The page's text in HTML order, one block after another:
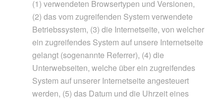
(1) verwendeten Browsertypen und Versionen,
(2) das vom zugreifenden System verwendete
Betriebssystem, (3) die Internetseite, von welcher
ein zugreifendes System auf unsere Internetseite
gelangt (sogenannte Referrer), (4) die
Unterwebseiten, welche über ein zugreifendes
System auf unserer Internetseite angesteuert
werden, (5) das Datum und die Uhrzeit eines